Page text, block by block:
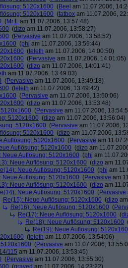
5120x1600 (Beel am 11.07.2006,
5120x1600 (fatbox am 11.07.2006,
(Mr L am 11.07.2006, 13:57:48)
(dizo am 11.07.2006, 13:58:27)
(Pervasive am 11.07.2006, 13:58:52)
(phj am 11.07.2006, 13:59:44)
(teleth am 11.07.2006, 14:00:50)
(Pervasive am 11.07.2006, 14:01:05)
(dizo am 11.07.2006, 14:01:41)
am 11.07.2006, 13:49:03)
(Pervasive am 11.07.2006, 13:49:18)
(teleth am 11.07.2006, 13:49:42)
(Pervasive am 11.07.2006, 13:50:06)
(dizo am 11.07.2006, 13:53:48)
(Pervasive am 11.07.2006,
5120x1600 (dizo am 11.07.2006, 13:56:04)
5120x1600 (Pervasive am 11.07.2006,
5120x1600 (dizo am 11.07.2006,
Auflösung: 5120x1600 (Pervasive am
Auflösung: 5120x1600 (dizo am
Neue Auflösung: 5120x1600 (phj am
Neue Auflösung: 5120x1600 (dizo am
Neue Auflösung: 5120x1600 (phj am
Neue Auflösung: 5120x1600 (Pervasive am
Neue Auflösung: 5120x1600 (dizo am
Neue Auflösung: 5120x1600 (Pervasive
Re(15): Neue Auflösung: 5120x1600 (dizo
Re(16): Neue Auflösung: 5120x1600 (
Re(17): Neue Auflösung: 5120x1600 (
Re(18): Neue Auflösung: 5120x1600
Re(19): Neue Auflösung:
(teleth am 11.07.2006, 13:54:06)
(Pervasive am 11.07.2006,
115 am 11.07.2006, 13:53:45)
(Pervasive am 11.07.2006, 13:55:30)
(graved am 11.07.2006, 14:23:22)